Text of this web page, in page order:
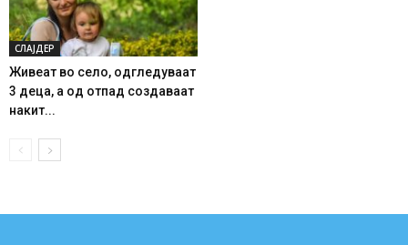
СЛАЈДЕР
Живеат во село, одгледуваат
3 деца, а од отпад создаваат
накит...